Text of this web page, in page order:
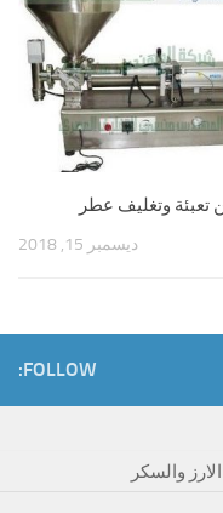
تعبئة وتغليف عطر
ديسمبر 15, 2018
FOLLOW:
والسكر